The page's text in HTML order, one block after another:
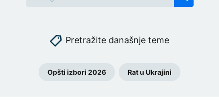
Pretražite današnje teme
Opšti izbori 2026 Rat u Ukrajini